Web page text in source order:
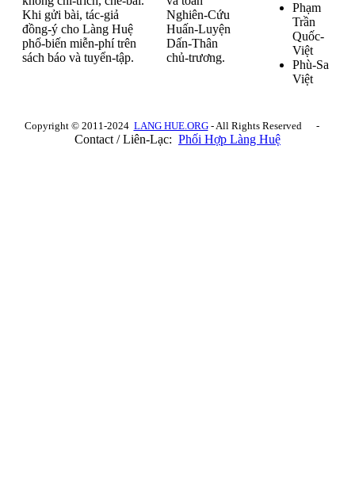
Khi gửi bài, tác-giả
đồng-ý cho Làng Huệ
phổ-biến miễn-phí trên
sách báo và tuyển-tập.
Nghiên-Cứu
Huấn-Luyện
Dấn-Thân
chủ-trương.
Phạm
Trần
Quốc-
Việt
Phù-Sa
Việt
Copyright © 2011-2024 LANG HUE.ORG- All Rights Reserved -
Contact / Liên-Lạc: Phối Hợp Làng Huệ